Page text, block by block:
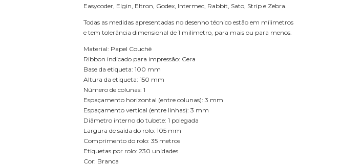
Easycoder, Elgin, Eltron, Godex, Intermec, Rabbit, Sato, Strip e Zebra.
Todas as medidas apresentadas no desenho técnico estão em mílimetros
e tem tolerância dimensional de 1 milímetro, para mais ou para menos.
Material: Papel Couchê
Ribbon indicado para impressão: Cera
Base da etiqueta: 100 mm
Altura da etiqueta: 150 mm
Número de colunas: 1
Espaçamento horizontal (entre colunas): 3 mm
Espaçamento vertical (entre linhas): 3 mm
Diâmetro interno do tubete: 1 polegada
Largura de saída do rolo: 105 mm
Comprimento do rolo: 35 metros
Etiquetas por rolo: 230 unidades
Cor: Branca